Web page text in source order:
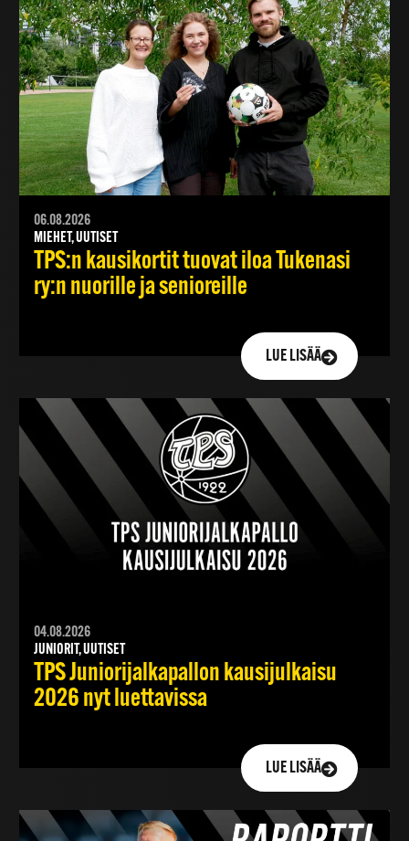
06.08.2026
MIEHET, UUTISET
TPS:n kausikortit tuovat iloa Tukenasi
ry:n nuorille ja senioreille
LUE LISÄÄ
04.08.2026
JUNIORIT, UUTISET
TPS Juniorijalkapallon kausijulkaisu
2026 nyt luettavissa
LUE LISÄÄ